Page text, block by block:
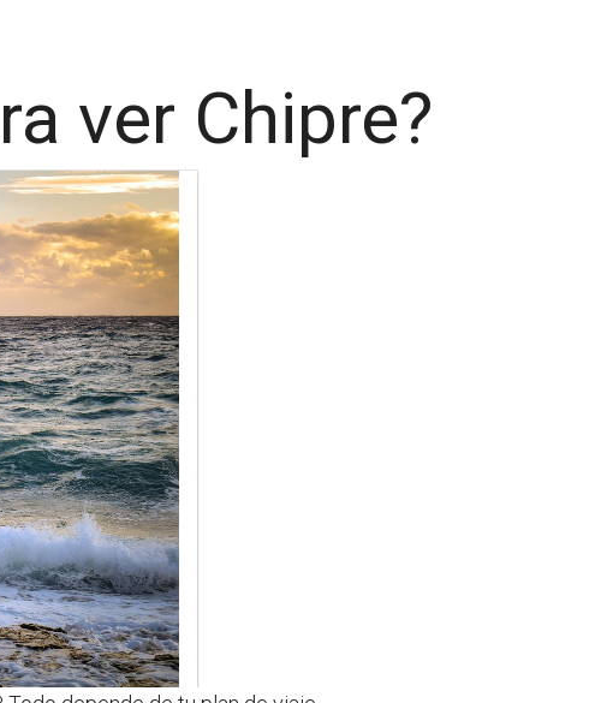
ver Chipre?